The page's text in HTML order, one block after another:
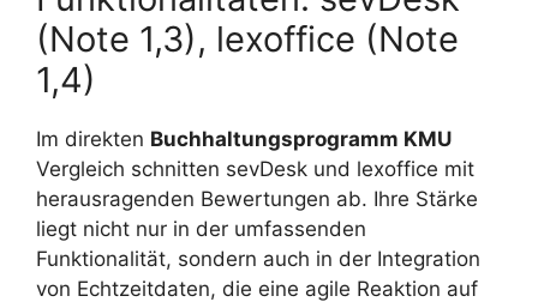
(Note 1,3), lexoffice (Note
1,4)
Im direkten Buchhaltungsprogramm KMU
Vergleich schnitten sevDesk und lexoffice mit
herausragenden Bewertungen ab. Ihre Stärke
liegt nicht nur in der umfassenden
Funktionalität, sondern auch in der Integration
von Echtzeitdaten, die eine agile Reaktion auf